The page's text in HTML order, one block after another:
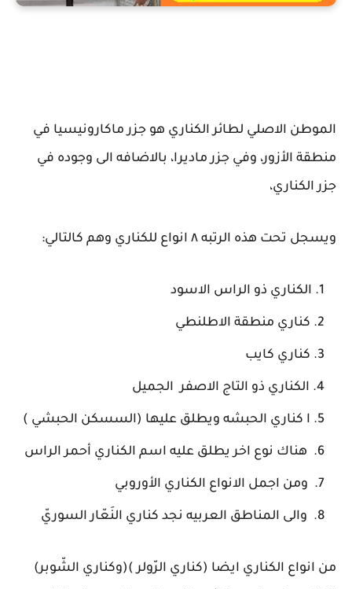
الموطن الاصلي لطائر الكناري هو جزر ماكارونيسيا في
منطقة الأزور، وفي جزر ماديرا، بالاضافه الى وجوده في
جزر الكناري،
ويسجل تحت هذه الرتبه ٨ انواع للكناري وهم كالتالي:
الكناري ذو الراس الاسود
كناري منطقة الاطلنطي
كناري كايب
الكناري ذو التاج الاصفر الجميل
ا كناري الحبشه ويطلق عليها (السسكن الحبشي )
هناك نوع اخر يطلق عليه اسم الكناري أحمر الراس
ومن اجمل الانواع الكناري الأوروبي
والى المناطق العربيه نجد كناري النَعّار السوريّ
من انواع الكناري ايضا (كناري الرّولر )(وكناري الشّوبر)